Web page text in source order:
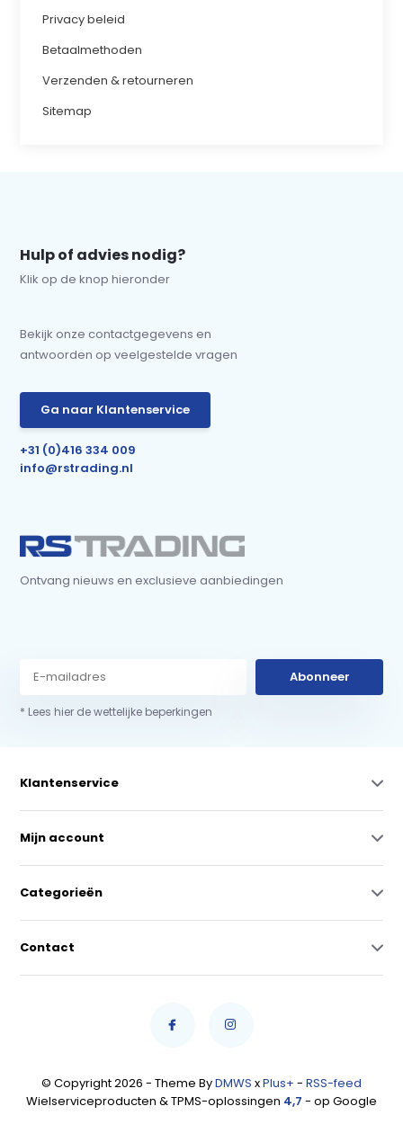
Privacy beleid
Betaalmethoden
Verzenden & retourneren
Sitemap
Hulp of advies nodig?
Klik op de knop hieronder
Bekijk onze contactgegevens en
antwoorden op veelgestelde vragen
Ga naar Klantenservice
+31 (0)416 334 009
info@rstrading.nl
Ontvang nieuws en exclusieve aanbiedingen
Abonneer
* Lees hier de wettelijke beperkingen
Klantenservice
Mijn account
Categorieën
Contact
© Copyright 2026 - Theme ByDMWS xPlus+ - RSS-feed
Wielserviceproducten & TPMS-oplossingen 4,7 - op Google